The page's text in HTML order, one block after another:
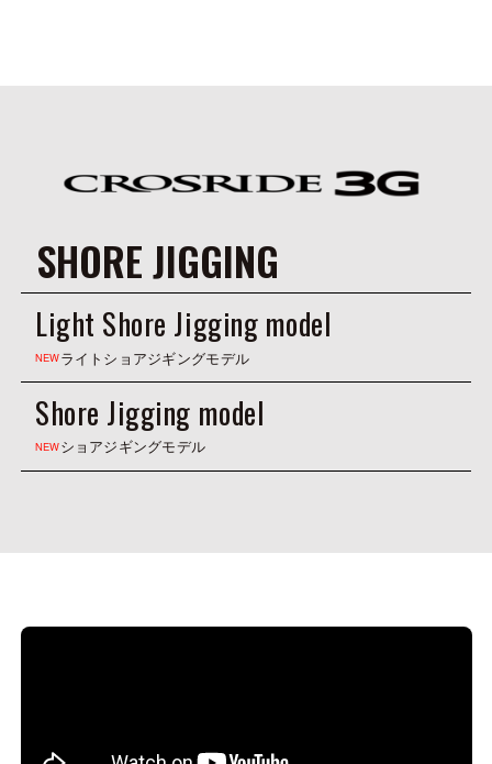
SHORE JIGGING
Light Shore Jigging model
NEWライトショアジギングモデル
Shore Jigging model
NEWショアジギングモデル